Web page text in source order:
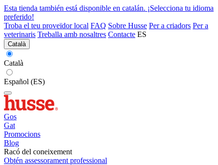
Esta tienda también está disponible en catalán. ¡Selecciona tu idioma
preferido!
Troba el teu proveïdor local FAQ Sobre Husse Per a criadors Per a
veterinaris Treballa amb nosaltres Contacte ES
Català
Català
Español (ES)
Gos
Gat
Promocions
Blog
Racó del coneixement
Obtén assessorament professional